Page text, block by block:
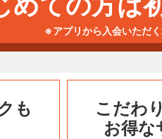
※アプリから入会いただ
も
こだわ
お得な